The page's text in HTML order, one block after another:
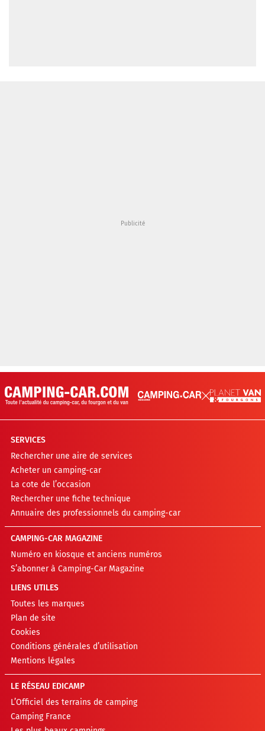
SERVICES
Rechercher une aire de services
Acheter un camping-car
La cote de l’occasion
Rechercher une fiche technique
Annuaire des professionnels du camping-car
CAMPING-CAR MAGAZINE
Numéro en kiosque et anciens numéros
S’abonner à Camping-Car Magazine
LIENS UTILES
Toutes les marques
Plan de site
Cookies
Conditions générales d’utilisation
Mentions légales
LE RÉSEAU EDICAMP
L’Officiel des terrains de camping
Camping France